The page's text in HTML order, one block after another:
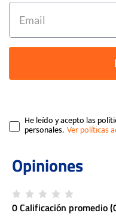
He leído y acepto las
personales.
0 Calificación promedio